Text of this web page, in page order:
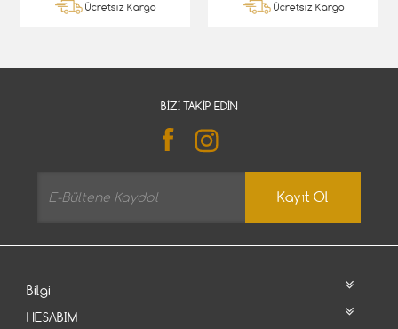
Ücretsiz Kargo Ücretsiz Kargo
BIZI TAKIP EDIN
Kayıt Ol
Bilgi
HESABIM